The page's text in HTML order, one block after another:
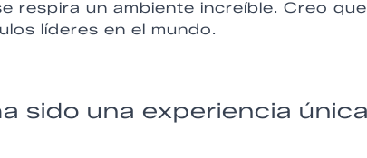
respira un ambiente increíble. Creo
líderes en el mundo.
sido una experiencia